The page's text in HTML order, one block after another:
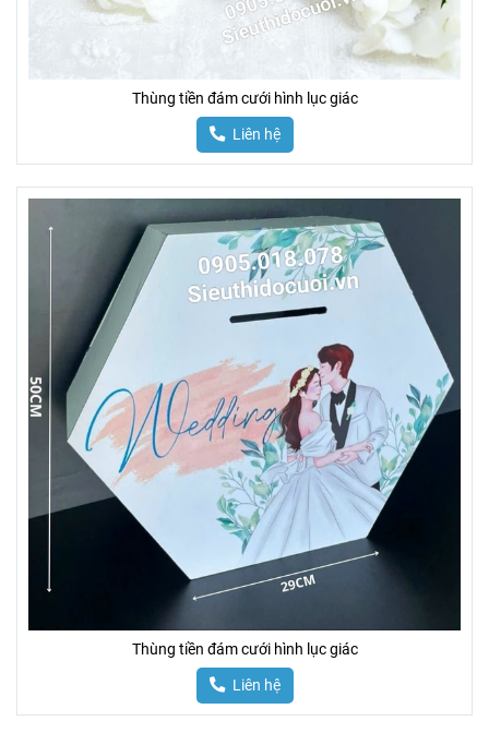
Thùng tiền đám cưới hình lục giác
Liên hệ
Thùng tiền đám cưới hình lục giác
Liên hệ